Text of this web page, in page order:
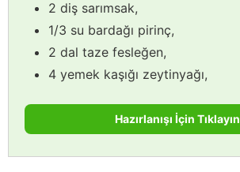
2 diş sarımsak,
1/3 su bardağı pirinç,
2 dal taze fesleğen,
4 yemek kaşığı zeytinyağı,
Hazırlanışı İçin Tıklayın